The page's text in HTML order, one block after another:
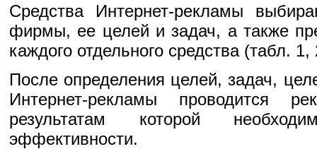
Средства Интернет-рекламы
фирмы, ее целей и задач, а также
каждого отдельного средства (табл. 1,
После определения целей, задач,
Интернет-рекламы проводится
результатам которой
эффективности.